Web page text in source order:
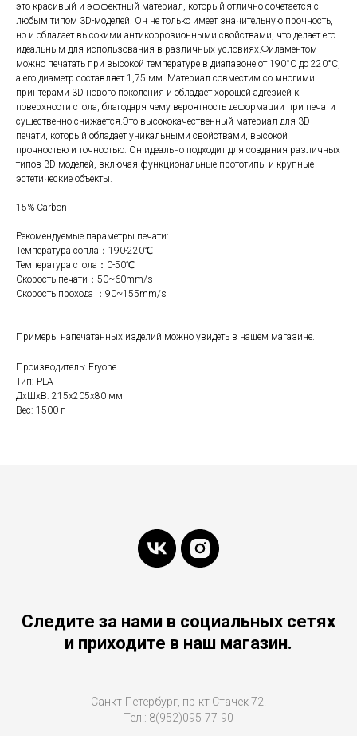
это красивый и эффектный материал, который отлично сочетается с
любым типом 3D-моделей. Он не только имеет значительную прочность,
но и обладает высокими антикоррозионными свойствами, что делает его
идеальным для использования в различных условиях.Филаментом
можно печатать при высокой температуре в диапазоне от 190°C до 220°C,
а его диаметр составляет 1,75 мм. Материал совместим со многими
принтерами 3D нового поколения и обладает хорошей адгезией к
поверхности стола, благодаря чему вероятность деформации при печати
существенно снижается.Это высококачественный материал для 3D
печати, который обладает уникальными свойствами, высокой
прочностью и точностью. Он идеально подходит для создания различных
типов 3D-моделей, включая функциональные прототипы и крупные
эстетические объекты.
15% Carbon
Рекомендуемые параметры печати:
Температура сопла：190-220℃
Температура стола：0-50℃
Скорость печати：50~60mm/s
Скорость прохода ：90~155mm/s
Примеры напечатанных изделий можно увидеть в нашем магазине.
Производитель: Eryone
Тип: PLA
ДxШxВ: 215x205x80 мм
Вес: 1500 г
Следите за нами в социальных сетях
и приходите в наш магазин.
Санкт-Петербург, пр-кт Стачек 72.
Тел.: 8(952)095-77-90